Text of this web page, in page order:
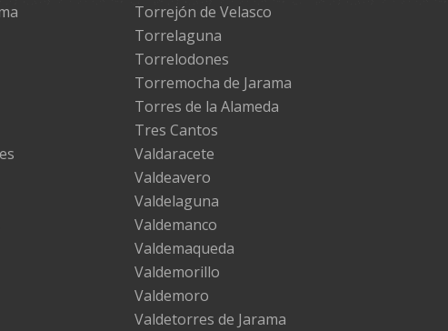
Torrejón de Velasco
Torrelaguna
Torrelodones
Torremocha de Jarama
Torres de la Alameda
Tres Cantos
Valdaracete
Valdeavero
Valdelaguna
Valdemanco
Valdemaqueda
Valdemorillo
Valdemoro
Valdetorres de Jarama